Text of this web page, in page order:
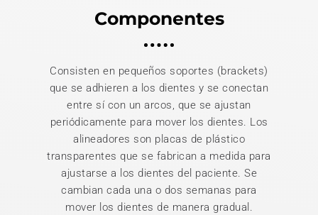
Componentes
Consisten en pequeños soportes (brackets)
que se adhieren a los dientes y se conectan
entre sí con un arcos, que se ajustan
periódicamente para mover los dientes. Los
alineadores son placas de plástico
transparentes que se fabrican a medida para
ajustarse a los dientes del paciente. Se
cambian cada una o dos semanas para
mover los dientes de manera gradual.